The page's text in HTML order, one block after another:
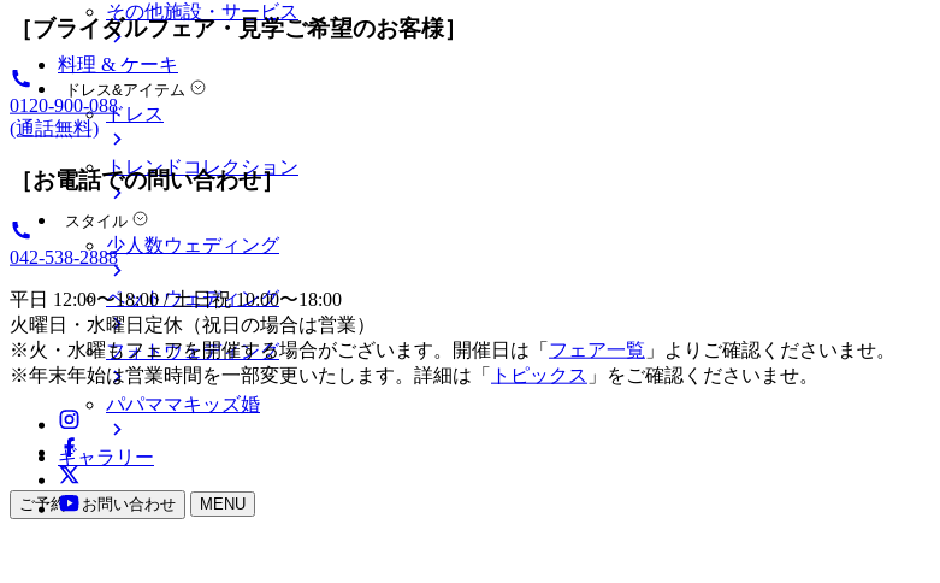
その他施設・サービス
料理 & ケーキ
ドレス&アイテム
ドレス
トレンドコレクション
スタイル
少人数ウェディング
ペットウェディング
フォトウェディング
パパママキッズ婚
ギャラリー
ご予約・お問い合わせ MENU
［ブライダルフェア・見学ご希望のお客様］
0120-900-088
(通話無料)
［お電話での問い合わせ］
042-538-2888
平日 12:00〜18:00 / 土日祝 10:00〜18:00
火曜日・水曜日定休（祝日の場合は営業）
※火・水曜もフェアを開催する場合がございます。開催日は「 フェア一覧 」よりご確認くださいませ。
※年末年始は営業時間を一部変更いたします。詳細は「
トピックス 」をご確認くださいませ。